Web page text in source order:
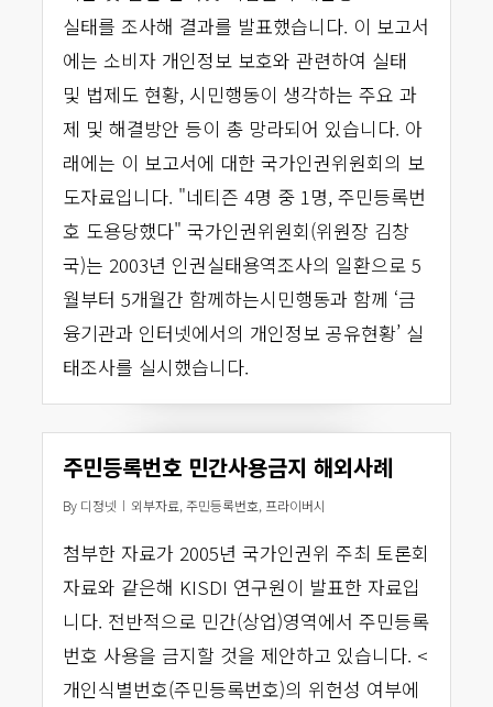
실태를 조사해 결과를 발표했습니다. 이 보고서
에는 소비자 개인정보 보호와 관련하여 실태
및 법제도 현황, 시민행동이 생각하는 주요 과
제 및 해결방안 등이 총 망라되어 있습니다. 아
래에는 이 보고서에 대한 국가인권위원회의 보
도자료입니다. "네티즌 4명 중 1명, 주민등록번
호 도용당했다" 국가인권위원회(위원장 김창
국)는 2003년 인권실태용역조사의 일환으로 5
월부터 5개월간 함께하는시민행동과 함께 ‘금
융기관과 인터넷에서의 개인정보 공유현황’ 실
태조사를 실시했습니다.
주민등록번호 민간사용금지 해외사례
By 디정넷 외부자료,주민등록번호, 프라이버시
첨부한 자료가 2005년 국가인권위 주최 토론회
자료와 같은해 KISDI 연구원이 발표한 자료입
니다. 전반적으로 민간(상업)영역에서 주민등록
번호 사용을 금지할 것을 제안하고 있습니다. <
개인식별번호(주민등록번호)의 위헌성 여부에